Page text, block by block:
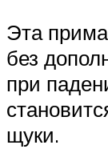
Эта
без
при
щуки.